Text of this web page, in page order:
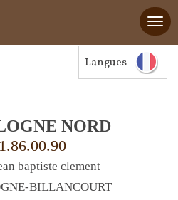
Langues
NORD
baptiste clement
BILLANCOURT